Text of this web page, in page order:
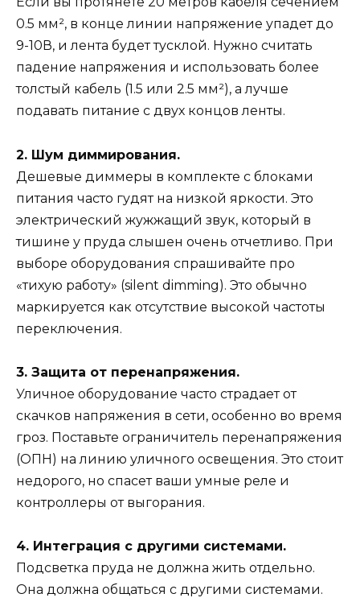
0.5 мм², в конце линии напряжение упадет до
9-10В, и лента будет тусклой. Нужно считать
падение напряжения и использовать более
толстый кабель (1.5 или 2.5 мм²), а лучше
подавать питание с двух концов ленты.
2. Шум диммирования.
Дешевые диммеры в комплекте с блоками
питания часто гудят на низкой яркости. Это
электрический жужжащий звук, который в
тишине у пруда слышен очень отчетливо. При
выборе оборудования спрашивайте про
«тихую работу» (silent dimming). Это обычно
маркируется как отсутствие высокой частоты
переключения.
3. Защита от перенапряжения.
Уличное оборудование часто страдает от
скачков напряжения в сети, особенно во время
гроз. Поставьте ограничитель перенапряжения
(ОПН) на линию уличного освещения. Это стоит
недорого, но спасет ваши умные реле и
контроллеры от выгорания.
4. Интеграция с другими системами.
Подсветка пруда не должна жить отдельно.
Она должна общаться с другими системами.